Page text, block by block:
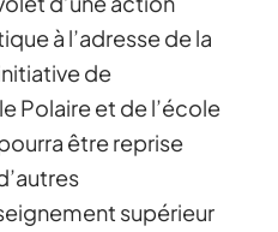
à l’adresse de la
de
Polaire et de l’école
être reprise
supérieur